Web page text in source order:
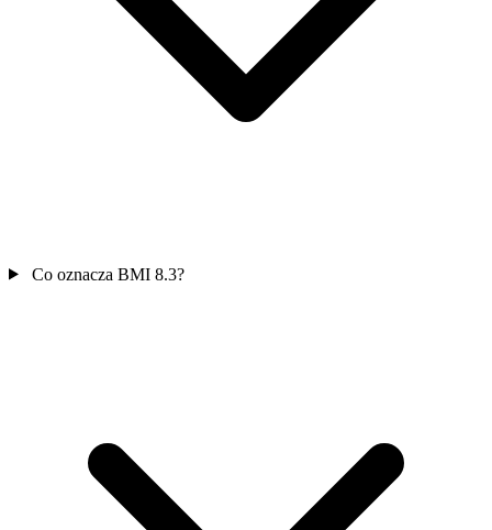
Co oznacza BMI 8.3?